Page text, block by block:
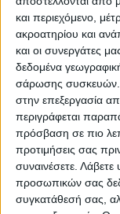
και περιεχόμενο,
ακροατηρίου και
και οι συνεργάτες
δεδομένα
σάρωσης συσκευών.
στην επεξεργασία
περιγράφεται
πρόσβαση σε πιο
προτιμήσεις σας
συναινέσετε. Λάβετε
προσωπικών σας
συγκατάθεσή σας,
Τεχνητό δέντρο
Τεχνητή
H στρελίτσια ή
δημοφιλές και
πλούσιο τροπικό
με την μπανανιά